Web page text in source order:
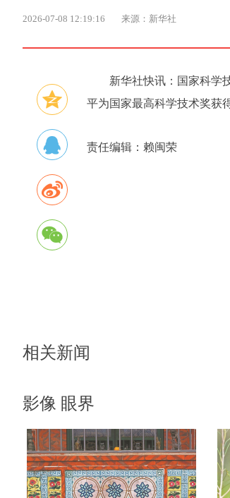
2026-07-08 12:19:16 来源：新华社
新华社快讯：国家科学
平为国家最高科学技术奖获
责任编辑： 赖闽荣
相关新闻
影像 眼界